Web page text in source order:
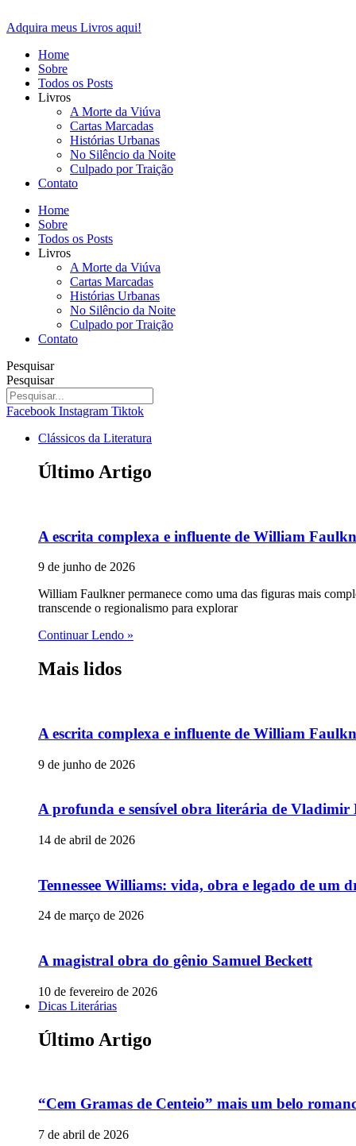
para
conteúdo
Adquira meus Livros aqui!
Home
Sobre
Todos os Posts
Livros
A Morte da Viúva
Cartas Marcadas
Histórias Urbanas
No Silêncio da Noite
Culpado por Traição
Contato
Home
Sobre
Todos os Posts
Livros
A Morte da Viúva
Cartas Marcadas
Histórias Urbanas
No Silêncio da Noite
Culpado por Traição
Contato
Pesquisar
Pesquisar
Facebook Instagram Tiktok
Clássicos da Literatura
Último Artigo
A escrita complexa e influente de William
9 de junho de 2026
William Faulkner permanece como uma das figuras mais
transcende o regionalismo para explorar
Continuar Lendo »
Mais lidos
A escrita complexa e influente de William
9 de junho de 2026
A profunda e sensível obra literária de Vladimir
14 de abril de 2026
Tennessee Williams: vida, obra e legado de um
24 de março de 2026
A magistral obra do gênio Samuel Beckett
10 de fevereiro de 2026
Dicas Literárias
Último Artigo
“Cem Gramas de Centeio” mais um belo
7 de abril de 2026